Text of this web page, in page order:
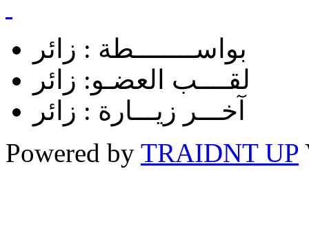
بواســــــــطة : زائر
لقــــب العضـو: زائر
آخـــر زيـــارة : زائر
Powered by TRAIDNT UP